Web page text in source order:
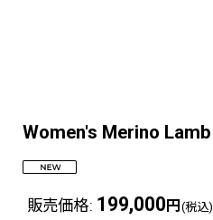
Women's Merino
販売価格: 199,000 円 (税込)